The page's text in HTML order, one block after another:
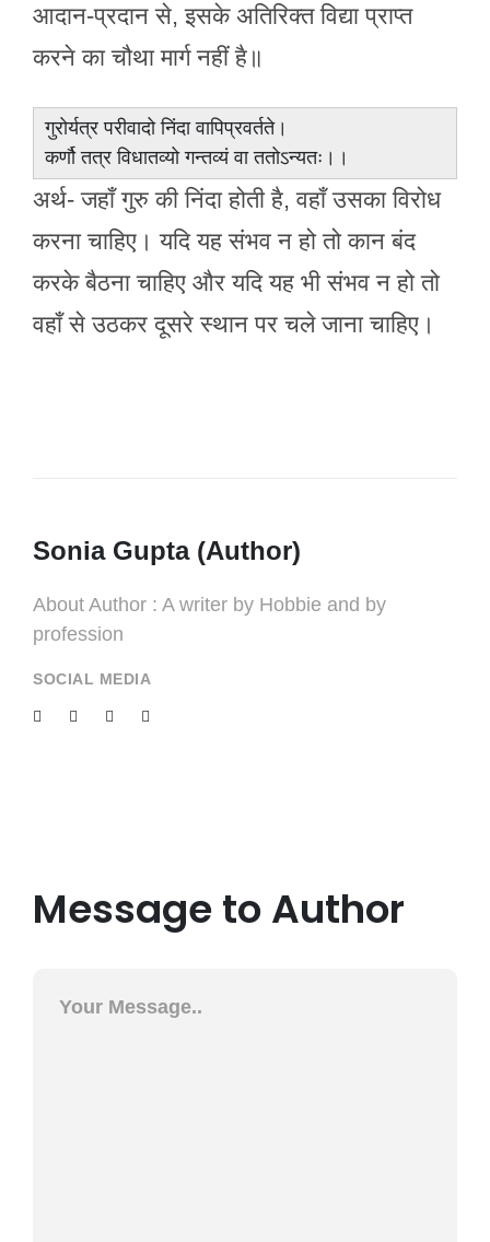
आदान-प्रदान से, इसके अतिरिक्त विद्या प्राप्त
करने का चौथा मार्ग नहीं है॥
गुरोर्यत्र परीवादो निंदा वापिप्रवर्तते।
कर्णौ तत्र विधातव्यो गन्तव्यं वा ततोऽन्यतः।।
अर्थ- जहाँ गुरु की निंदा होती है, वहाँ उसका विरोध
करना चाहिए। यदि यह संभव न हो तो कान बंद
करके बैठना चाहिए और यदि यह भी संभव न हो तो
वहाँ से उठकर दूसरे स्थान पर चले जाना चाहिए।
Sonia Gupta (Author)
About Author : A writer by Hobbie and by
profession
SOCIAL MEDIA
Message to Author